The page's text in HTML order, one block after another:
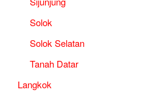
Solok
Solok Selatan
Tanah Datar
Langkok